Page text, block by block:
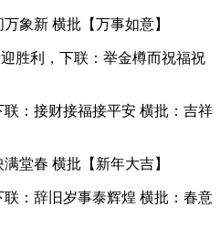
象新 横批【万事如意】
胜利，下联：举金樽而祝福祝
：接财接福接平安 横批：吉祥
堂春 横批【新年大吉】
：辞旧岁事泰辉煌 横批：春意